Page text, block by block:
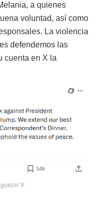
a quienes
voluntad, así como
La violencia
defendemos las
cuenta en X la
X